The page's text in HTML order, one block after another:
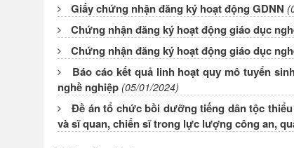
Giấy chứng nhận đăng ký hoạt động GDNN
Chứng nhận đăng ký hoạt động giáo dục
Chứng nhận đăng ký hoạt động giáo dục
Báo cáo kết quả linh hoạt quy mô tuyển
nghề nghiệp (05/01/2024)
Đề án tổ chức bồi dưỡng tiếng dân tộc
và sĩ quan, chiến sĩ trong lực lượng công an,